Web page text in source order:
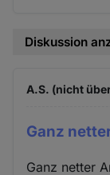
Diskussion
A.S. (nicht
Ganz
Ganz netter